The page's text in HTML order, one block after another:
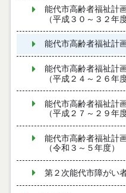
能代市高齢者福祉計
（平成３０～３２年度
能代市高齢者福祉計
能代市高齢者福祉計
（平成２４～２６年度
能代市高齢者福祉計
（平成２７～２９年度
能代市高齢者福祉計
（令和３～５年度）
第２次能代市障がい